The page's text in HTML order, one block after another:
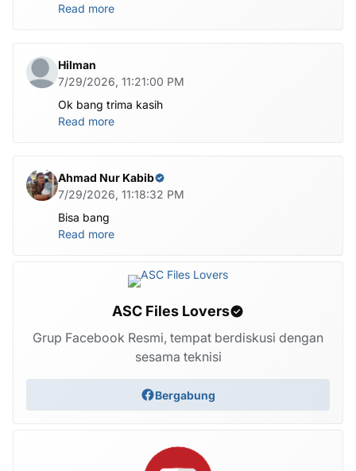
ditest poin dlu bang
Read more
Hilman
7/29/2026, 11:21:00 PM
Ok bang trima kasih
Read more
Ahmad Nur Kabib
7/29/2026, 11:18:32 PM
Bisa bang
Read more
ASC Files Lovers
Grup Facebook Resmi, tempat berdiskusi dengan
sesama teknisi
Bergabung